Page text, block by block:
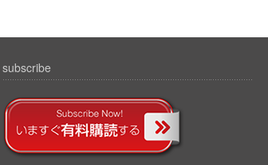
subscribe